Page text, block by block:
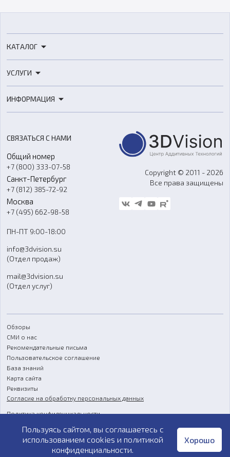
КАТАЛОГ
3D-сканеры
Расходные материалы
Оборудование и материалы для вакуумного литья
Аксессуары и прочее оборудование
Программное обеспечение
УСЛУГИ
3D-моделирование
Ремонт и услуги
ИНФОРМАЦИЯ
О компании
Контакты
Гос. закупки
Стать дилером
Блог
FAQ
СВЯЗАТЬСЯ С НАМИ
Общий номер
+7 (800) 333-07-58
Санкт-Петербург
+7 (812) 385-72-92
Москва
+7 (495) 662-98-58
ПН-ПТ 9:00-18:00
info@3dvision.su
(Отдел продаж)
mail@3dvision.su
(Отдел услуг)
Copyright © 2011 - 2026
Все права защищены
Обзоры
СМИ о нас
Рекомендательные письма
Пользовательское соглашение
База знаний
Карта сайта
Реквизиты
Согласие на обработку персональных данных
Политика конфиденциальности
Публичная оферта
Пользуясь сайтом, вы соглашаетесь с
использованием cookies и политикой
конфиденциальности.
Хорошо